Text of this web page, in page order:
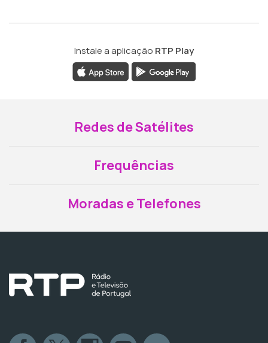
Instale a aplicação RTP Play
Redes de Satélites
Frequências
Moradas e Telefones